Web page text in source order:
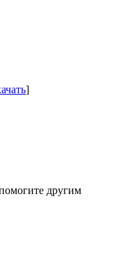
]
другим